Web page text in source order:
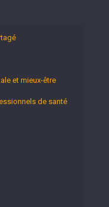
et mieux-être
de santé